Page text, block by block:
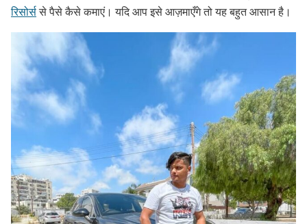
रिसोर्ससे पैसे कैसे कमाएं। यदि आप इसे आज़माएँगे तो यह बहुत आसान है।